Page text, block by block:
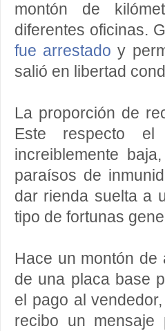
montón de
diferentes oficinas.
fue arrestado y
salió en libertad
La proporción de
Este respecto el
increiblemente
paraísos de
dar rienda suelta a
tipo de fortunas
Hace un montón
de una placa base
el pago al
recibo un